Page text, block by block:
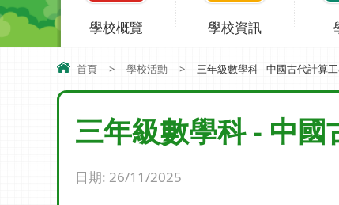
學校概覽 學校資訊
首頁 > 學校活動 > 三年級數學科 - 中國古代計算
三年級數學科 - 中
日期: 26/11/2025